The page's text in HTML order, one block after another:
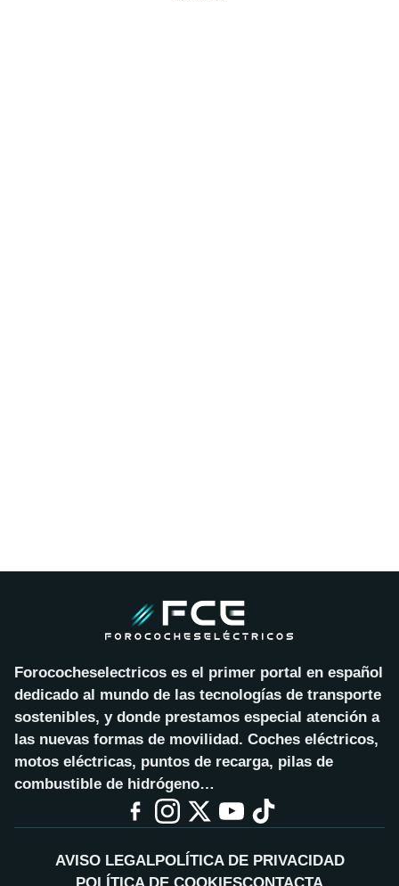
Forococheselectricos es el primer portal en español
dedicado al mundo de las tecnologías de transporte
sostenibles, y donde prestamos especial atención a
las nuevas formas de movilidad. Coches eléctricos,
motos eléctricas, puntos de recarga, pilas de
combustible de hidrógeno…
AVISO LEGALPOLÍTICA DE PRIVACIDAD